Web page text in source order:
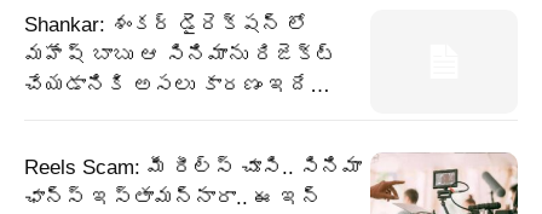
Shankar: శంకర్ డైరెక్షన్ లో
మహేష్ బాబు ఆ సినిమాను రిజెక్ట్
చేయడానికి అసలు కారణం ఇదే…
Reels Scam: మీ రీల్స్ చూసి.. సినిమా
ఛాన్స్ ఇస్తామన్నారా.. ఈ ఇన్